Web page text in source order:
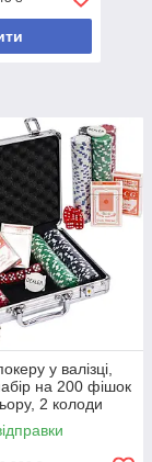
у валізці,
на 200 фішок
2 колоди